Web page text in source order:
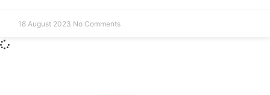
18 August 2023 No Comments